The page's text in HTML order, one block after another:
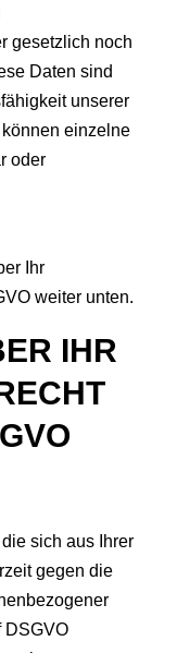
gesetzlich noch
Daten sind
unserer
einzelne
oder
Ihr
weiter unten.
IHR
sich aus Ihrer
gegen die
DSGVO